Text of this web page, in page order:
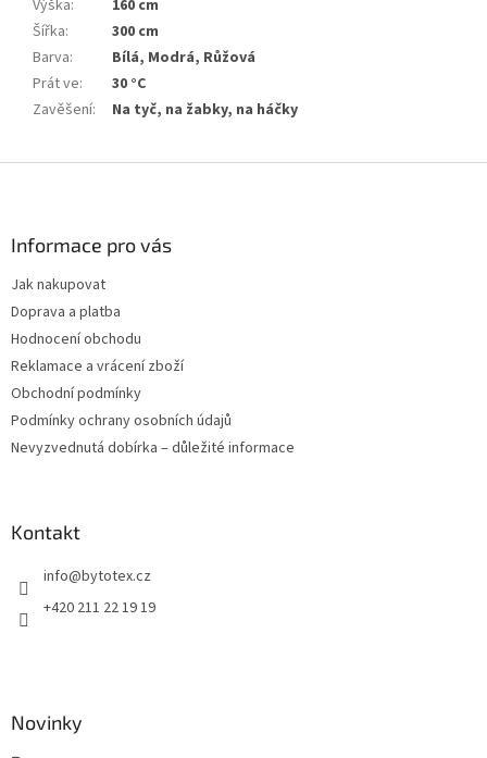
Výška:
160 cm
Šířka:
300 cm
Barva:
Bílá, Modrá, Růžová
Prát ve:
30 °C
Zavěšení: Na tyč, na žabky, na háčky
Informace pro vás
Jak nakupovat
Doprava a platba
Hodnocení obchodu
Reklamace a vrácení zboží
Obchodní podmínky
Podmínky ochrany osobních údajů
Nevyzvednutá dobírka – důležité informace
Kontakt
info@bytotex.cz
+420 211 22 19 19
Novinky